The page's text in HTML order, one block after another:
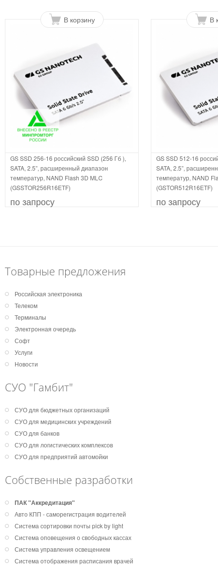
В корзину
GS SSD 256-16 российский SSD (256 Гб ),
SATA, 2.5”, расширенный диапазон
температур, NAND Flash 3D MLC
(GSSTOR256R16ETF)
по запросу
В
GS SSD 512-16
SATA, 2.5”,
температур, NAND
(GSTOR512R16ETF)
по запросу
Товарные предложения
Российская электроника
Телеком
Терминалы
Электронная очередь
Софт
Услуги
Новости
СУО "Гамбит"
СУО для бюджетных организаций
СУО для медицинских учреждений
СУО для банков
СУО для логистических комплексов
СУО для предприятий автомойки
Собственные разработки
ПАК "Аккредитация"
Авто КПП - саморегистрация водителей
Система сортировки почты pick by light
Система оповещения о свободных кассах
Система управления освещением
Система отображения расписания врачей